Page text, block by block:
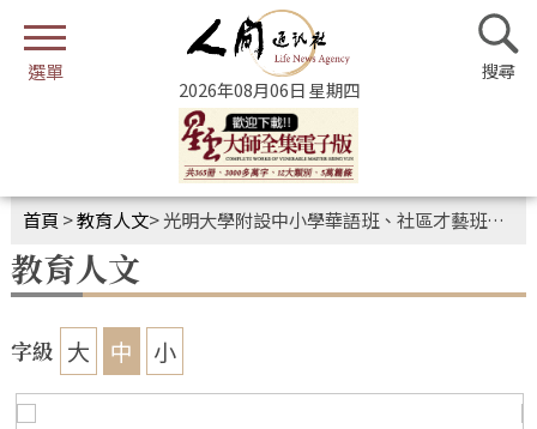
2026年08月06日 星期四
首頁 >教育人文>光明大學附設中小學華語班、社區才藝班 廣受歡迎傳遞溫暖與希望
教育人文
字級 大 中 小